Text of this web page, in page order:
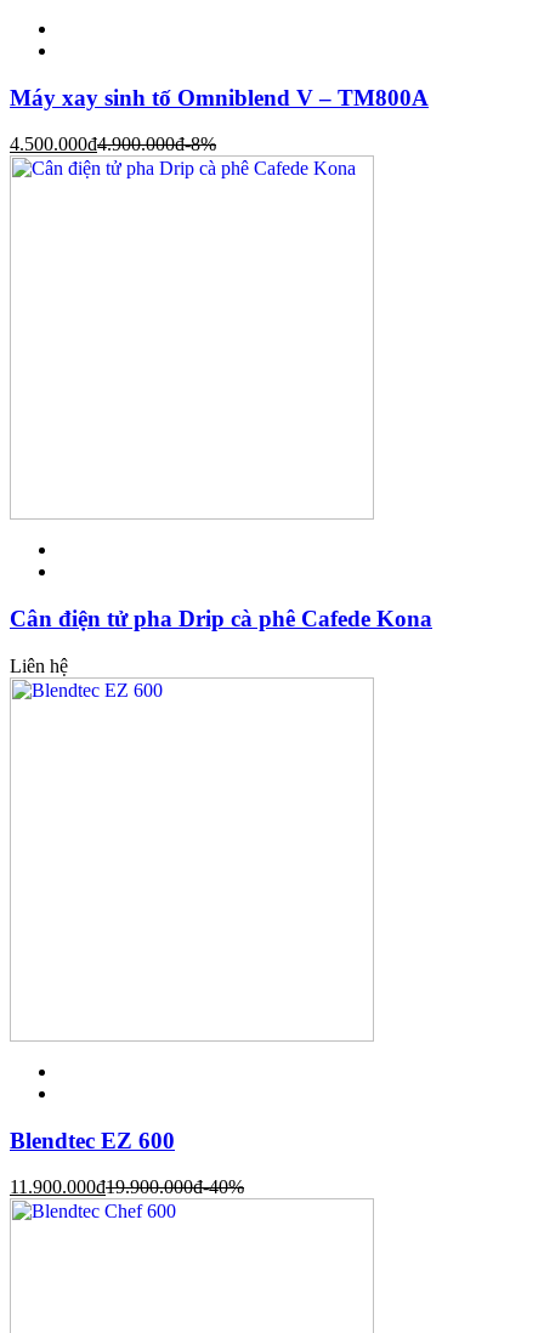
Máy xay sinh tố Omniblend V – TM800A
4.500.000đ4.900.000đ-8%
Cân điện tử pha Drip cà phê Cafede Kona
Liên hệ
Blendtec EZ 600
11.900.000đ19.900.000đ-40%